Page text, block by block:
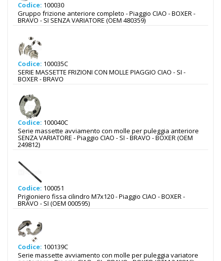
Codice: 100030
Gruppo frizione anteriore completo - Piaggio CIAO - BOXER -
BRAVO - SI SENZA VARIATORE (OEM 480359)
Codice: 100035C
SERIE MASSETTE FRIZIONI CON MOLLE PIAGGIO CIAO - SI -
BOXER - BRAVO
Codice: 100040C
Serie massette avviamento con molle per puleggia anteriore
SENZA VARIATORE - Piaggio CIAO - SI - BRAVO - BOXER (OEM
249812)
Codice: 100051
Prigioniero fissa cilindro M7x120 - Piaggio CIAO - BOXER -
BRAVO - SI (OEM 000595)
Codice: 100139C
Serie massette avviamento con molle per puleggia variatore